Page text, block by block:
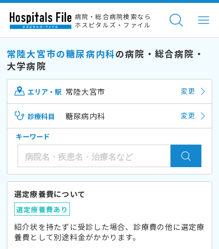
病院・総合病院検索なら
ホスピタルズ・ファイル
常陸大宮市の糖尿病内科の病院・総合病院・
大学病院
エリア・駅 常陸大宮市 変更
診療科目 糖尿病内科 変更
キーワード
選定療養費について
選定療養費あり
紹介状を持たずに受診した場合、診療費の他に選定療
養費として別途料金がかかります。